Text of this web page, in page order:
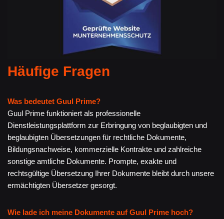
Häufige Fragen
Was bedeutet Guul Prime?
Guul Prime funktioniert als professionelle
Dienstleistungsplattform zur Erbringung von beglaubigten und
beglaubigten Übersetzungen für rechtliche Dokumente,
Bildungsnachweise, kommerzielle Kontrakte und zahlreiche
sonstige amtliche Dokumente. Prompte, exakte und
rechtsgültige Übersetzung Ihrer Dokumente bleibt durch unsere
ermächtigten Übersetzer gesorgt.
Wie lade ich meine Dokumente auf Guul Prime hoch?